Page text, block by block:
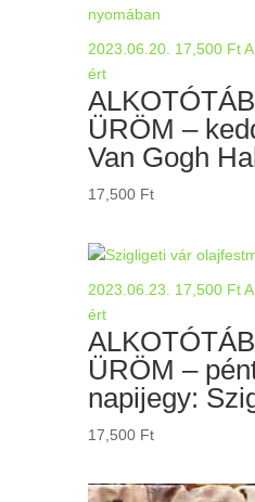
2023.06.20. 17,500 Ft
ért
ÜRÖM –
Van Gogh
17,500 Ft
2023.06.23. 17,500 Ft
ért
ÜRÖM –
napijegy:
17,500 Ft